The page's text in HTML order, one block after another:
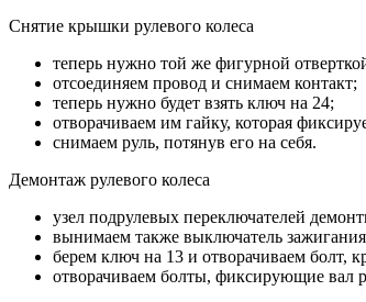
Снятие крышки рулевого колеса
теперь нужно той же фигурной
отсоединяем провод и снимаем контакт;
теперь нужно будет взять ключ на 24;
отворачиваем им гайку, которая
снимаем руль, потянув его на себя.
Демонтаж рулевого колеса
узел подрулевых переключателей
вынимаем также выключатель
берем ключ на 13 и отворачиваем болт,
отворачиваем болты, фиксирующие вал